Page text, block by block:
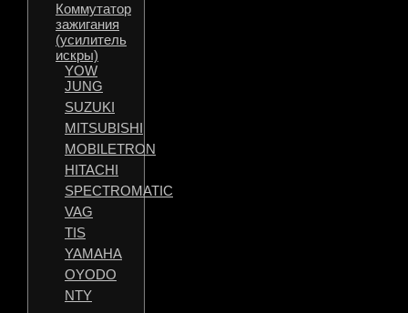
Коммутатор
зажигания
(усилитель
искры)
YOW
JUNG
SUZUKI
MITSUBISHI
MOBILETRON
HITACHI
SPECTROMATIC
VAG
TIS
YAMAHA
OYODO
NTY